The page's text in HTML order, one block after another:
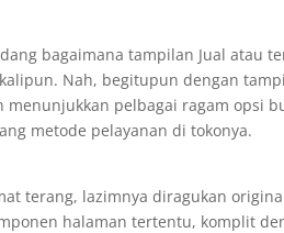
bagaimana tampilan Jual atau
Nah, begitupun dengan
menunjukkan pelbagai ragam opsi
metode pelayanan di tokonya.
terang, lazimnya diragukan
halaman tertentu, komplit